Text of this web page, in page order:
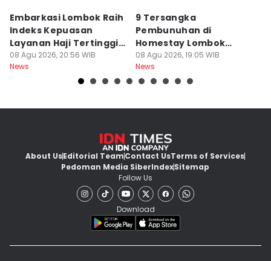
Embarkasi Lombok Raih
Indeks Kepuasan
Layanan Haji Tertinggi
Nasional
08 Agu 2026, 20:56 WIB
News
9 Tersangka
Pembunuhan di
Homestay Lombok
Barat Dilimpahkan ke
Jaksa
08 Agu 2026, 19:05 WIB
News
About UsEditorial TeamContact UsTerms of Services
Pedoman Media SiberIndexSitemap
Follow Us
Download